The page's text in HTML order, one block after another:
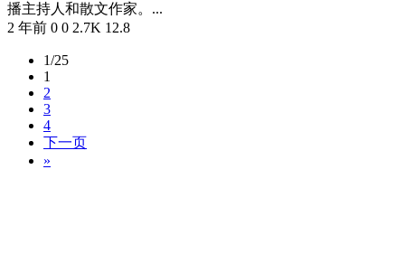
播主持人和散文作家。...
2 年前 0 0 2.7K 12.8
1/25
1
2
3
4
下一页
»